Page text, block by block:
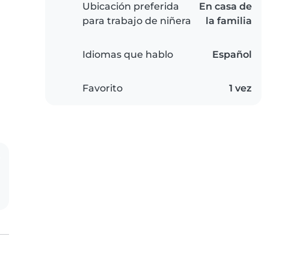
Ubicación preferida
para trabajo de niñera
En casa de
la familia
Idiomas que hablo Español
Favorito 1 vez